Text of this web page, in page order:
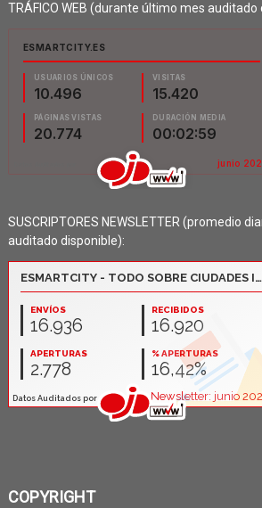
TRÁFICO WEB (durante último mes auditado
SUSCRIPTORES NEWSLETTER (promedio
auditado disponible):
COPYRIGHT